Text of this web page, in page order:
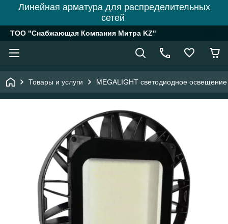
Линейная арматура для распределительных
сетей
ТОО "Снабжающая Компания Митра KZ"
Товары и услуги MEGALIGHT светодиодное освещение